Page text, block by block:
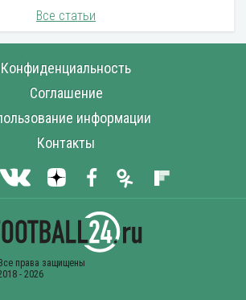
Все статьи
Конфиденциальность
Соглашение
информации
Контакты